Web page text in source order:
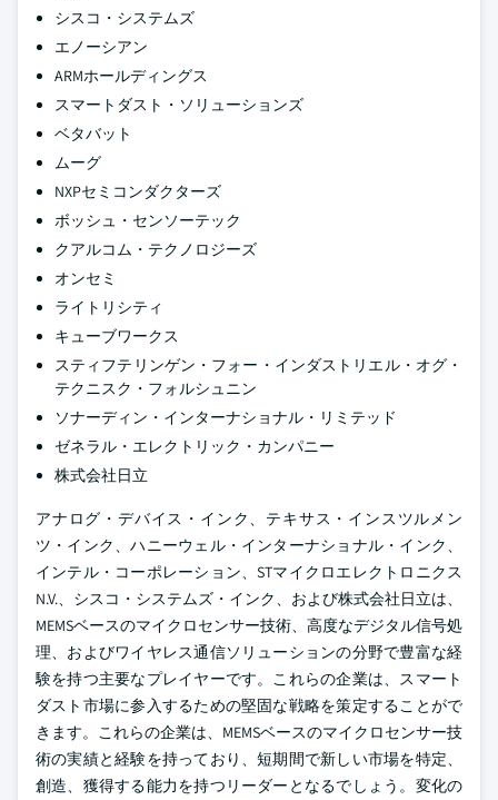
シスコ・システムズ
エノーシアン
ARMホールディングス
スマートダスト・ソリューションズ
ベタバット
ムーグ
NXPセミコンダクターズ
ボッシュ・センソーテック
クアルコム・テクノロジーズ
オンセミ
ライトリシティ
キューブワークス
スティフテリンゲン・フォー・インダストリエル・オグ・
テクニスク・フォルシュニン
ソナーディン・インターナショナル・リミテッド
ゼネラル・エレクトリック・カンパニー
株式会社日立
アナログ・デバイス・インク、テキサス・インスツルメン
ツ・インク、ハニーウェル・インターナショナル・インク、
インテル・コーポレーション、STマイクロエレクトロニクス
N.V.、シスコ・システムズ・インク、および株式会社日立は、
MEMSベースのマイクロセンサー技術、高度なデジタル信号処
理、およびワイヤレス通信ソリューションの分野で豊富な経
験を持つ主要なプレイヤーです。これらの企業は、スマート
ダスト市場に参入するための堅固な戦略を策定することがで
きます。これらの企業は、MEMSベースのマイクロセンサー技
術の実績と経験を持っており、短期間で新しい市場を特定、
創造、獲得する能力を持つリーダーとなるでしょう。変化の